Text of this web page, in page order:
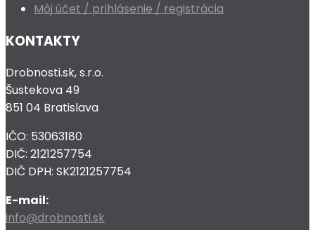
Môj účet / prihlásenie / registrácia
KONTAKTY
Drobnosti.sk, s.r.o.
Šustekova 49
851 04 Bratislava
IČO: 53063180
DIČ: 2121257754
DIČ DPH: SK2121257754
E-mail:
info@drobnosti.sk